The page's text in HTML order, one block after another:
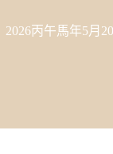
2026丙午馬年5月